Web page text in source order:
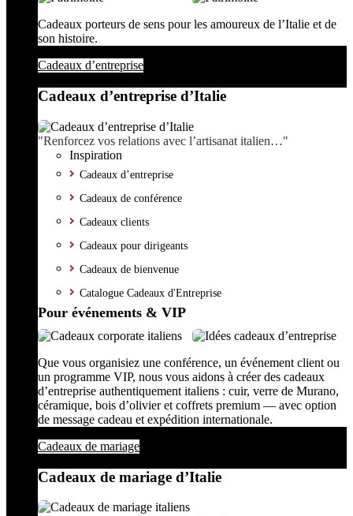
Cadeaux porteurs de sens pour les amoureux de l’Italie et de
son histoire.
Cadeaux d’entreprise
Cadeaux d’entreprise d’Italie
"Renforcez vos relations avec l’artisanat italien…"
Inspiration
Cadeaux d’entreprise
Cadeaux de conférence
Cadeaux clients
Cadeaux pour dirigeants
Cadeaux de bienvenue
Catalogue Cadeaux d'Entreprise
Pour événements & VIP
Que vous organisiez une conférence, un événement client ou
un programme VIP, nous vous aidons à créer des cadeaux
d’entreprise authentiquement italiens : cuir, verre de Murano,
céramique, bois d’olivier et coffrets premium — avec option
de message cadeau et expédition internationale.
Cadeaux de mariage
Cadeaux de mariage d’Italie